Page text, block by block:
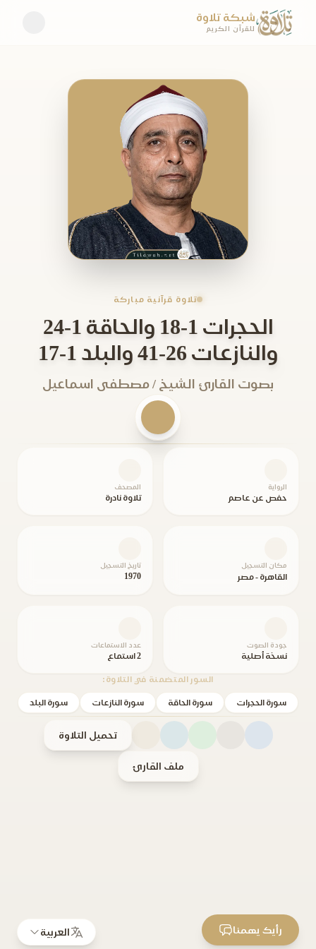
شبكة تلاوة
للقرآن الكريم
تلاوة قرآنية مباركة
الحجرات 1-18 والحاقة 1-24
والنازعات 26-41 والبلد 1-17
بصوت القارئ الشيخ / مصطفى اسماعيل
الرواية
حفص عن عاصم
المصحف
تلاوة نادرة
مكان التسجيل
القاهرة - مصر
تاريخ التسجيل
1970
جودة الصوت
نسخة أصلية
عدد الاستماعات
2 استماع
السور المتضمنة في التلاوة:
سورة الحجرات سورة الحاقة سورة النازعات سورة البلد
تحميل التلاوة
ملف القارئ
العربية رأيك يهمنا